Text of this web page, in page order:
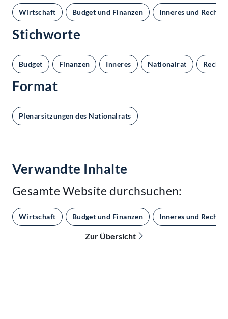
Wirtschaft Budget und Finanzen Inneres und Recht
Stichworte
Budget Finanzen Inneres Nationalrat
Format
Plenarsitzungen des Nationalrats
Verwandte Inhalte
Gesamte Website durchsuchen:
Wirtschaft Budget und Finanzen Inneres und Recht
Zur Übersicht